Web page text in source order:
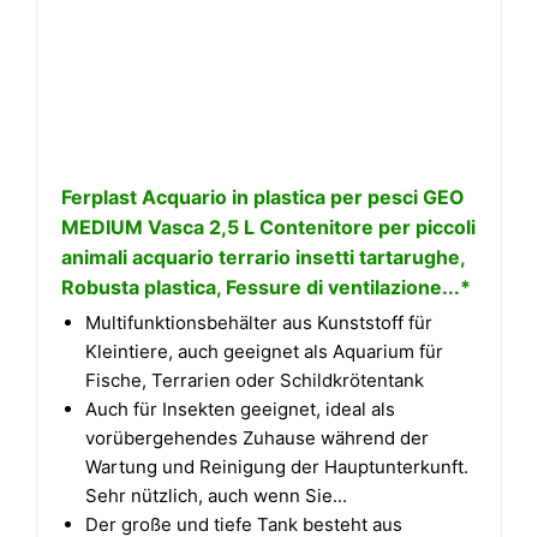
Ferplast Acquario in plastica per pesci GEO
MEDIUM Vasca 2,5 L Contenitore per piccoli
animali acquario terrario insetti tartarughe,
Robusta plastica, Fessure di ventilazione...*
Multifunktionsbehälter aus Kunststoff für
Kleintiere, auch geeignet als Aquarium für
Fische, Terrarien oder Schildkrötentank
Auch für Insekten geeignet, ideal als
vorübergehendes Zuhause während der
Wartung und Reinigung der Hauptunterkunft.
Sehr nützlich, auch wenn Sie...
Der große und tiefe Tank besteht aus